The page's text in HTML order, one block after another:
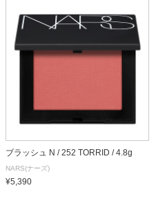
ブラッシュ N / 252 TORRID / 4.8g
NARS(ナーズ)
¥5,390